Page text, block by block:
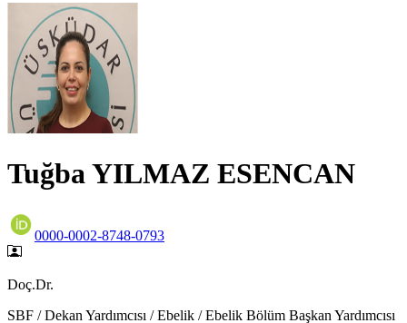
Tuğba YILMAZ ESENCAN
0000-0002-8748-0793
Doç.Dr.
SBF / Dekan Yardımcısı / Ebelik / Ebelik Bölüm Başkan Yardımcısı